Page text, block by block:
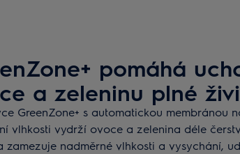
pomáhá
a zeleninu plné
GreenZone+ s automatickou membránou
vlhkosti vydrží ovoce a zelenina déle
zamezuje nadměrné vlhkosti a vysychání,